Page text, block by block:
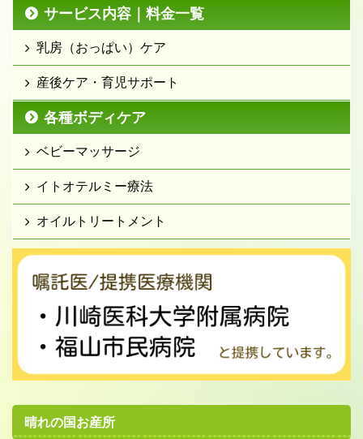
サービス内容｜料金一覧
乳房（おっぱい）ケア
産後ケア・育児サポート
各種ボディケア
ベビーマッサージ
イトオテルミー療法
オイルトリートメント
晴れの国お産所